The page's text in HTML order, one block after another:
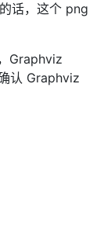
话，这个 png
Graphviz
认 Graphviz